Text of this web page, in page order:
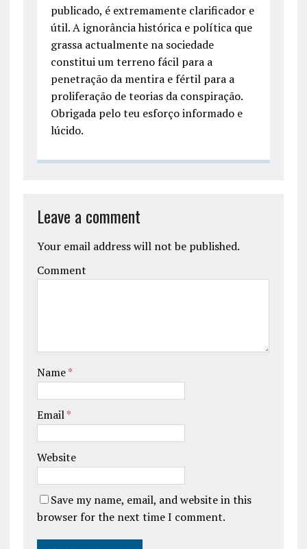
publicado, é extremamente clarificador e
útil. A ignorância histórica e política que
grassa actualmente na sociedade
constitui um terreno fácil para a
penetração da mentira e fértil para a
proliferação de teorias da conspiração.
Obrigada pelo teu esforço informado e
lúcido.
Leave a comment
Your email address will not be published.
Comment
Name*
Email*
Website
Save my name, email, and website in this
browser for the next time I comment.